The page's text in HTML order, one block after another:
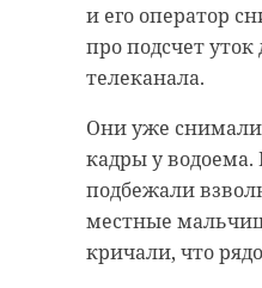
и его оператор
про подсчет уток
телеканала.
Они уже
кадры у
подбежали
местные
кричали, что